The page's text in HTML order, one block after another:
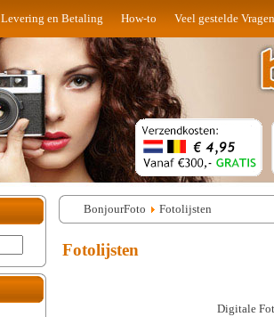
Levering en Betaling How-to Veel gestelde Vragen
BonjourFoto Fotolijsten
Fotolijsten
Digitale